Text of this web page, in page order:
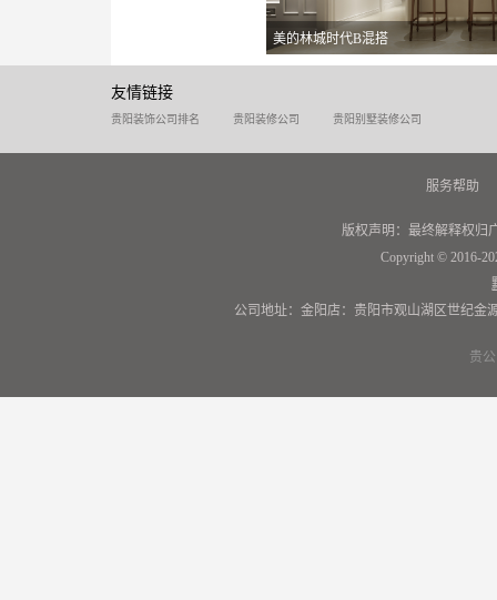
美的林城时代B混搭
友情链接
贵阳装饰公司排名 贵阳装修公司 贵阳别墅装修公司
服务帮助
版权声明：最终解释权归
Copyright © 2016-
公司地址：金阳店：贵阳市观山湖区世纪金
贵